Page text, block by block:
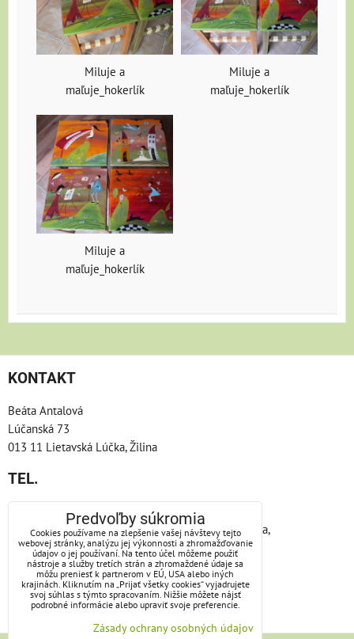
Miluje a
maľuje_hokerlík
Miluje a
maľuje_hokerlík
Miluje a
maľuje_hokerlík
KONTAKT
Beáta Antalová
Lúčanská 73
013 11 Lietavská Lúčka, Žilina
TEL.
Telefón: +421/904/866665
nie vždy nosím pri sebe telefón, keby som nedvíhala,
skúste telepatiu, alebo zakričte:)))
e-mail: antalova.beata@gmail.com
ZOSTAŇME V KONTAKTE
Predvoľby súkromia
Cookies používame na zlepšenie vašej návštevy tejto
webovej stránky, analýzu jej výkonnosti a zhromažďovanie
údajov o jej používaní. Na tento účel môžeme použiť
nástroje a služby tretích strán a zhromaždené údaje sa
môžu preniesť k partnerom v EÚ, USA alebo iných
krajinách. Kliknutím na „Prijať všetky cookies“ vyjadrujete
svoj súhlas s týmto spracovaním. Nižšie môžete nájsť
podrobné informácie alebo upraviť svoje preferencie.
Zásady ochrany osobných údajov